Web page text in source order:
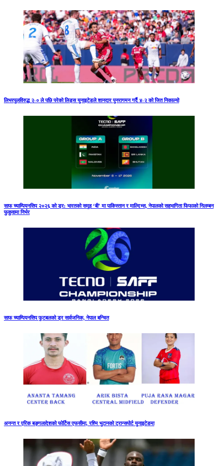
लिभरपुलविरुद्ध २-० ले पछि परेको लिड्स युनाइटेडले शानदार पुनरागमन गर्दै ४-२ को जित निकाल्यो
साफ च्याम्पियनसिप २०२६ को ड्र: भारतको समूह ‘बी’ मा पाकिस्तान र माल्दिभ्स, नेपालको सहभागिता फिफाको निलम्बन
फुकुवामा निर्भर
साफ च्याम्पियनसिप फुटबलको ड्र सार्वजनिक, नेपाल बन्चित
अनन्त र एरिक बङ्गलादेशको फोर्टिस एफसीमा, रश्मि भुटानको ट्रान्सपोर्ट युनाइटेडमा